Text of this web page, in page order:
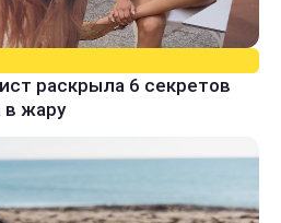
раскрыла 6 секретов
в жару